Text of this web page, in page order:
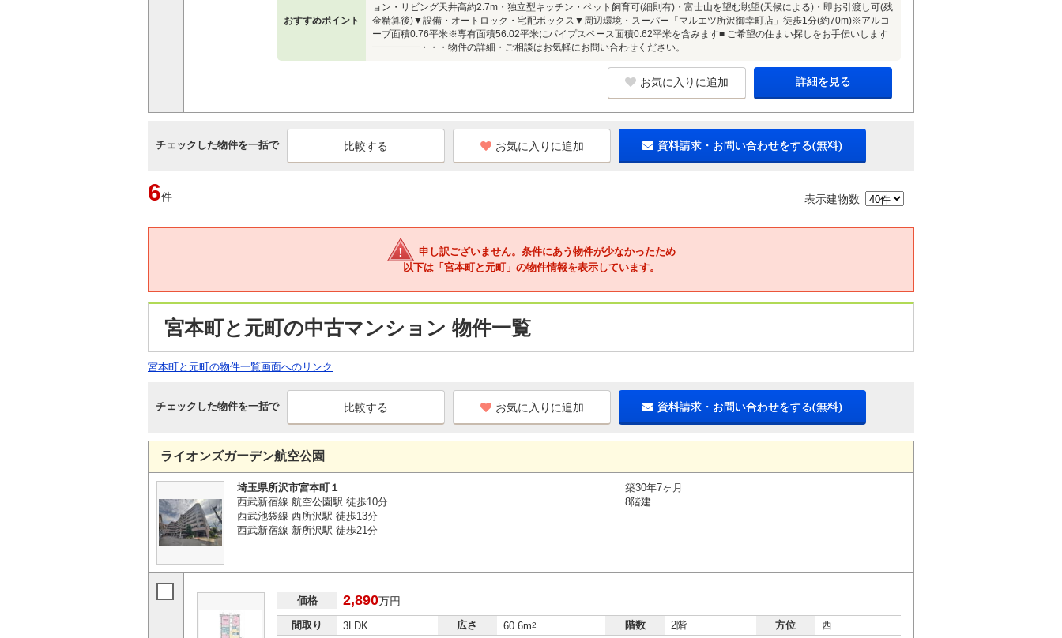
おすすめポイント
ョン・リビング天井高約2.7m・独立型キッチン・ペット飼育可(細則有)・富士山を望む眺望(天候による)・即お引渡し可(残
金精算後)▼設備・オートロック・宅配ボックス▼周辺環境・スーパー「マルエツ所沢御幸町店」徒歩1分(約70m)※アルコ
ーブ面積0.76平米※専有面積56.02平米にパイプスペース面積0.62平米を含みます■ ご希望の住まい探しをお手伝いします
━━━━━・・・物件の詳細・ご相談はお気軽にお問い合わせください。
お気に入りに追加 詳細を見る
チェックした物件を一括で お気に入りに追加 資料請求・お問い合わせをする(無料)
6件 表示建物数
申し訳ございません。条件にあう物件が少なかったため
以下は「宮本町と元町」の物件情報を表示しています。
宮本町と元町の中古マンション 物件一覧
宮本町と元町の物件一覧画面へのリンク
チェックした物件を一括で お気に入りに追加 資料請求・お問い合わせをする(無料)
ライオンズガーデン航空公園
埼玉県所沢市宮本町１
西武新宿線 航空公園駅 徒歩10分
西武池袋線 西所沢駅 徒歩13分
西武新宿線 新所沢駅 徒歩21分
築30年7ヶ月
8階建
価格 2,890万円
間取り 3LDK 広さ 60.6m2 階数 2階 方位 西